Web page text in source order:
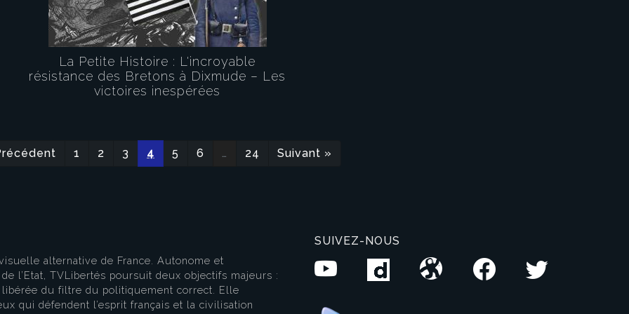
des cookies
La Petite Histoire : L'incroyable
résistance des Bretons à Dixmude – Les
victoires inespérées
1 2 3 4 5 6 … 24 Suivant »
alternative de France. Autonome et
l’Etat, TVLibertés poursuit deux objectifs majeurs :
du filtre du politiquement correct. Elle
qui défendent l’esprit français et la civilisation
SUIVEZ-NOUS